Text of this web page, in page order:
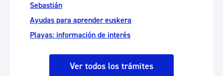
Sebastián
Ayudas para aprender euskera
Playas: información de interés
Ver todos los trámites